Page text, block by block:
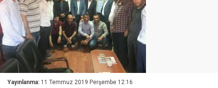
Yayınlanma: 11 Temmuz 2019 Perşembe 12:16